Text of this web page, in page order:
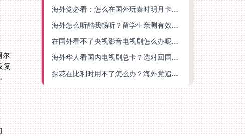
尔
》国服，却反复
跨国网络审查机
海外党必看：怎么在国外玩秦时明月卡牌版？附豆瓣EZCast地区限制破解法
海外怎么听酷我畅听？留学生亲测有效的华语内容解锁指南
在国外看不了央视影音电视剧怎么办呢？海外党亲测有效的回国加速方案
海外华人看国内电视剧总卡？选对回国加速器，还能解决菲律宾打不开反诈中心的问题
探花在比利时用不了怎么办？海外党追剧办事全攻略，选对加速器就够了